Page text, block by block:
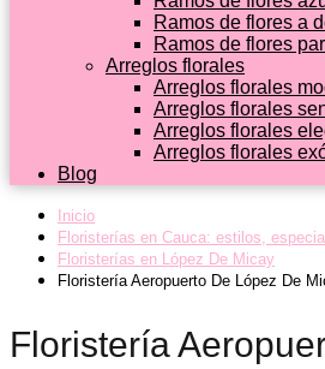
Ramos de flores a
Ramos de flores
Arreglos florales
Arreglos florales
Arreglos florales
Arreglos florales
Arreglos florales
Blog
Inicio
Floristerías en Cauca: estilos,
Floristerías en López De Micay
Floristería Aeropuerto De López De
Floristería